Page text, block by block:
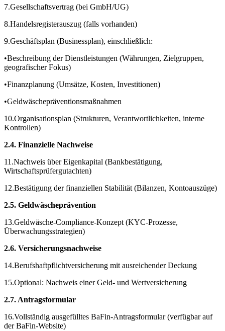
7.Gesellschaftsvertrag (bei GmbH/UG)
8.Handelsregisterauszug (falls vorhanden)
9.Geschäftsplan (Businessplan), einschließlich:
•Beschreibung der Dienstleistungen (Währungen, Zielgruppen,
geografischer Fokus)
•Finanzplanung (Umsätze, Kosten, Investitionen)
•Geldwäschepräventionsmaßnahmen
10.Organisationsplan (Strukturen, Verantwortlichkeiten, interne
Kontrollen)
2.4. Finanzielle Nachweise
11.Nachweis über Eigenkapital (Bankbestätigung,
Wirtschaftsprüfergutachten)
12.Bestätigung der finanziellen Stabilität (Bilanzen, Kontoauszüge)
2.5. Geldwäscheprävention
13.Geldwäsche-Compliance-Konzept (KYC-Prozesse,
Überwachungsstrategien)
2.6. Versicherungsnachweise
14.Berufshaftpflichtversicherung mit ausreichender Deckung
15.Optional: Nachweis einer Geld- und Wertversicherung
2.7. Antragsformular
16.Vollständig ausgefülltes BaFin-Antragsformular (verfügbar auf
der BaFin-Website)